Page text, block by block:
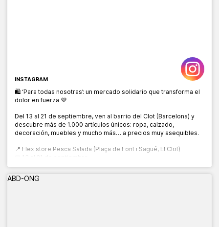
INSTAGRAM
🛍️ ‘Para todas nosotras’: un mercado solidario que transforma el
dolor en fuerza 💜
Del 13 al 21 de septiembre, ven al barrio del Clot (Barcelona) y
descubre más de 1.000 artículos únicos: ropa, calzado,
decoración, muebles y mucho más… a precios muy asequibles.
📍 Flex store Pesca Salada (Plaça de Font i Sagué, El Clot)
🕙 10:00 a 20:00 h
ABD-ONG